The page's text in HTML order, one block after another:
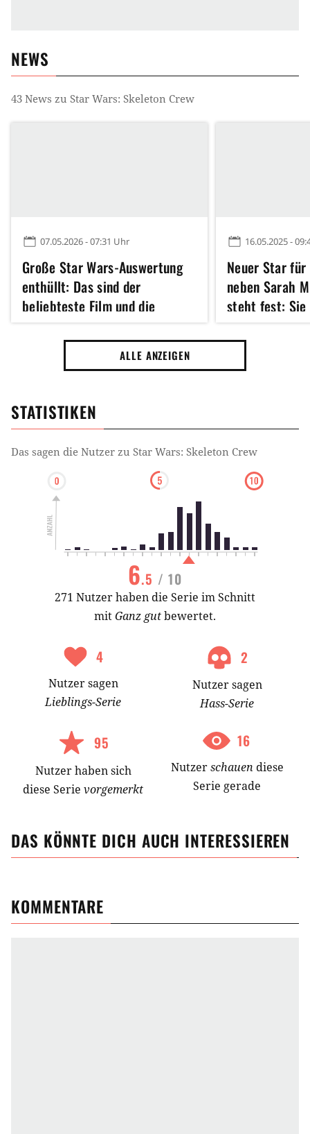
NEWS
43 News zu Star Wars: Skeleton Crew
07.05.2026 - 07:31 Uhr
Große Star Wars-Auswertung
enthüllt: Das sind der
beliebteste Film und die
beliebteste Serie der Saga
16.05.2025 -
Neuer Star
neben Sarah
steht fest: Sie
Wars-
ALLE ANZEIGEN
STATISTIKEN
Das sagen die Nutzer zu Star Wars: Skeleton Crew
6.5 / 10
271 Nutzer haben die Serie im Schnitt
mitGanz gutbewertet.
4
Nutzersagen
Lieblings-Serie
2
Nutzersagen
Hass-Serie
95
Nutzerhabensich
diese Serie vorgemerkt
16
Nutzerschauen diese
Serie gerade
DAS KÖNNTE DICH AUCH INTERESSIEREN
KOMMENTARE